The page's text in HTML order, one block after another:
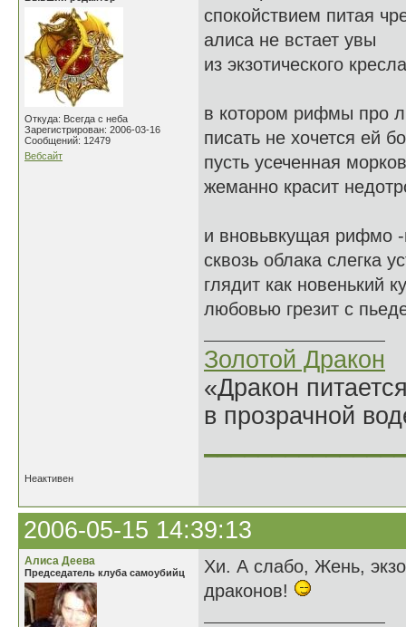
Откуда: Всегда с неба
Зарегистрирован: 2006-03-16
Сообщений: 12479
Вебсайт
спокойствием питая
алиса не встает увы
из экзотического кресла
в котором рифмы про
писать не хочется ей
пусть усеченная
жеманно красит
и вновьвкущая рифмо
сквозь облака слегка
глядит как новенький
любовью грезит с
Золотой Дракон
«Дракон
в прозрачной
Неактивен
2006-05-15 14:39:13
Алиса Деева
Председатель клуба самоубийц
Хи. А слабо, Жень,
драконов!